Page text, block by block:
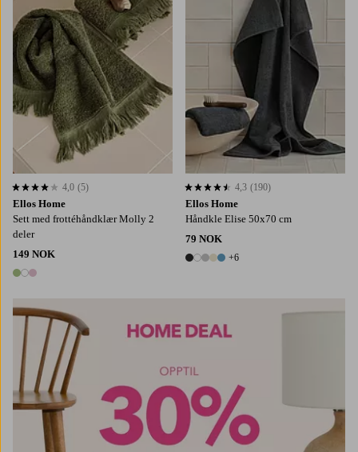
Ellos Home
Sett med frottéhåndklær Molly 2
deler
149 NOK
3 farger
4,0 basert på 5 karaktergivninger
4,0 (5)
Ellos Home
Håndkle Elise 50x70 cm
79 NOK
11 farger
+6
4,3 basert på 190 karaktergivninger
4,3 (190)